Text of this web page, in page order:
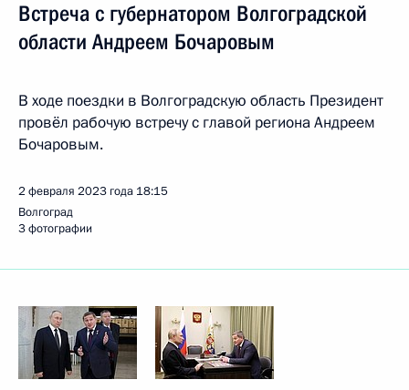
Встреча с губернатором Волгоградской
области Андреем Бочаровым
В ходе поездки в Волгоградскую область Президент
провёл рабочую встречу с главой региона Андреем
Бочаровым.
2 февраля 2023 года 18:15
Волгоград
3 фотографии